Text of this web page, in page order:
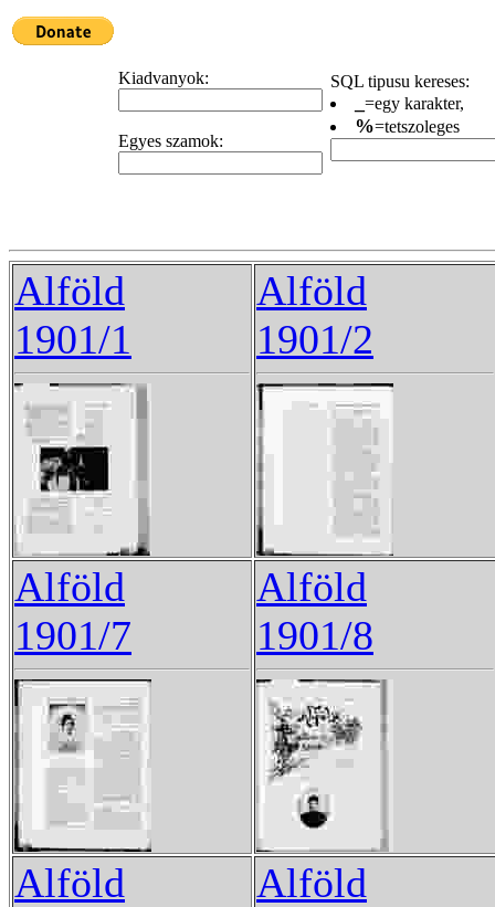
Kiadvanyok:
Egyes szamok:
SQL tipusu kereses:
=egy karakter,
%=tetszoleges
Alföld
1901/1
Alföld
1901/2
Alföld
1901/7
Alföld
1901/8
Alföld
Alföld